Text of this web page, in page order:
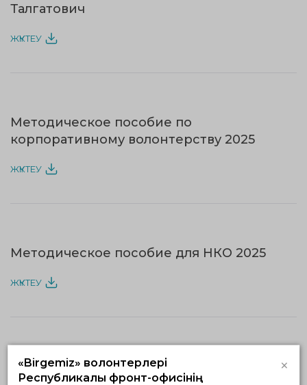
Талгатович
ЖҮКТЕУ
Методическое пособие по
корпоративному волонтерству 2025
ЖҮКТЕУ
Методическое пособие для НКО 2025
ЖҮКТЕУ
Обзор волонтерства в Центральной Азии
«Birgemiz» волонтерлері
Республикалық фронт-офисінің
×